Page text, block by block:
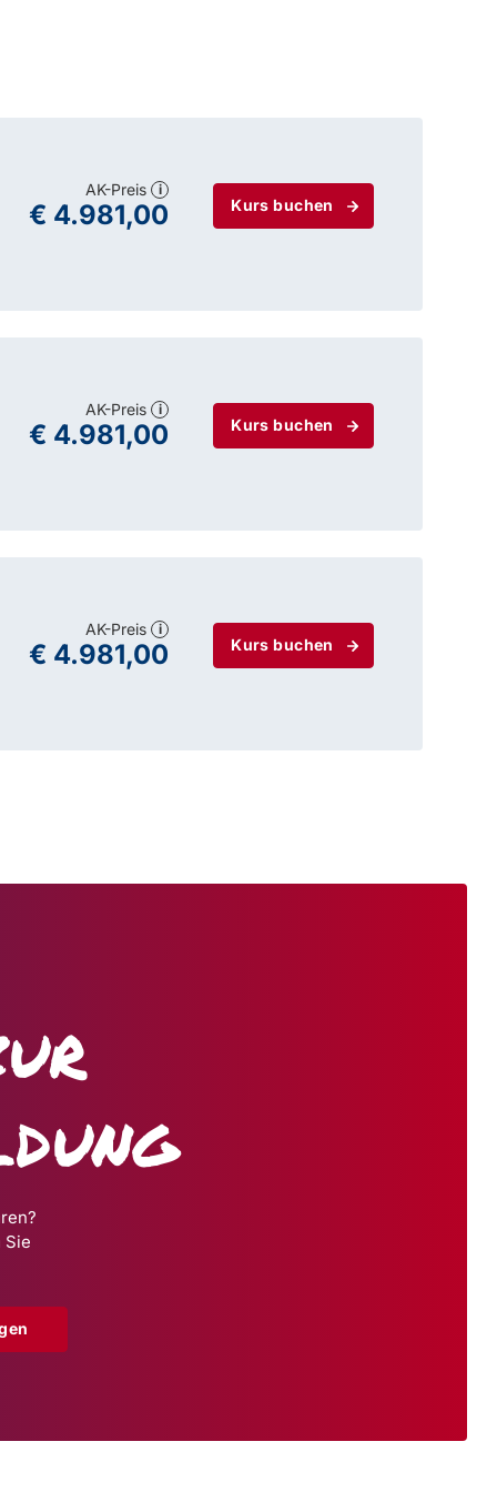
Kurs buchen
AK-Preis i
€ 4.981,00
Kurs buchen
AK-Preis i
€ 4.981,00
Kurs buchen
AK-Preis i
€ 4.981,00
Sie